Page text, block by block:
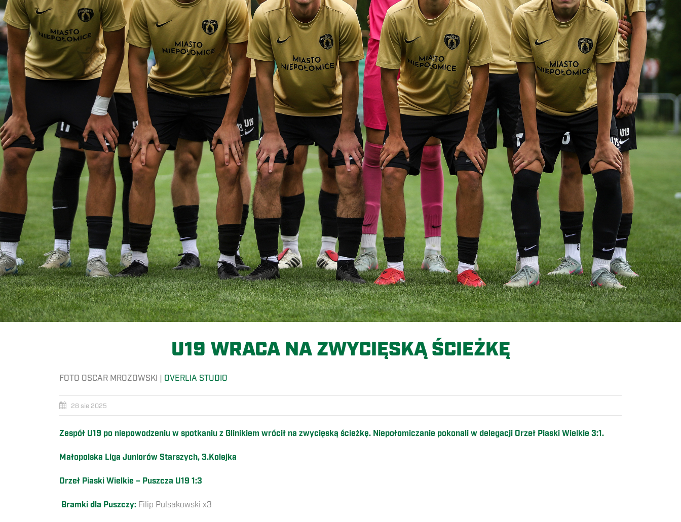
U19 WRACA NA ZWYCIĘSKĄ ŚCIEŻKĘ
FOTO OSCAR MROZOWSKI | OVERLIA STUDIO
28 sie 2025
Zespół U19 po niepowodzeniu w spotkaniu z Glinikiem wrócił na zwycięską ścieżkę. Niepołomiczanie pokonali w delegacji Orzeł Piaski Wielkie 3:1.
Małopolska Liga Juniorów Starszych, 3.Kolejka
Orzeł Piaski Wielkie – Puszcza U19 1:3
Bramki dla Puszczy: Filip Pulsakowski x3